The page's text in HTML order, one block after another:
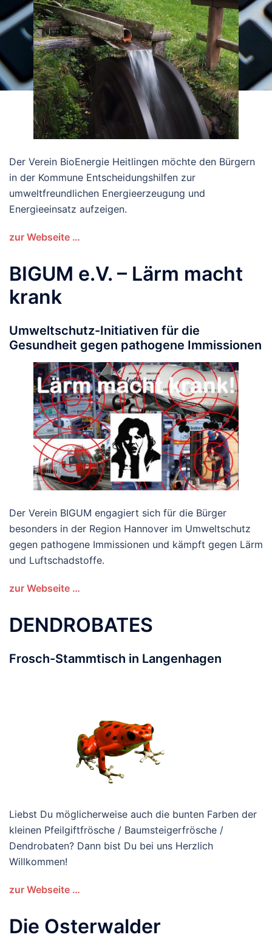
Der Verein BioEnergie Heitlingen möchte den Bürgern
in der Kommune Entscheidungshilfen zur
umweltfreundlichen Energieerzeugung und
Energieeinsatz aufzeigen.
zur Webseite …
BIGUM e.V. – Lärm macht
krank
Umweltschutz-Initiativen für die
Gesundheit gegen pathogene Immissionen
Der Verein BIGUM engagiert sich für die Bürger
besonders in der Region Hannover im Umweltschutz
gegen pathogene Immissionen und kämpft gegen Lärm
und Luftschadstoffe.
zur Webseite …
DENDROBATES
Frosch-Stammtisch in Langenhagen
Liebst Du möglicherweise auch die bunten Farben der
kleinen Pfeilgiftfrösche / Baumsteigerfrösche /
Dendrobaten? Dann bist Du bei uns Herzlich
Willkommen!
zur Webseite …
Die Osterwalder